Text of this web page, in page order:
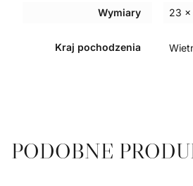
Wymiary 23 ×
Kraj pochodzenia
PODOBNE